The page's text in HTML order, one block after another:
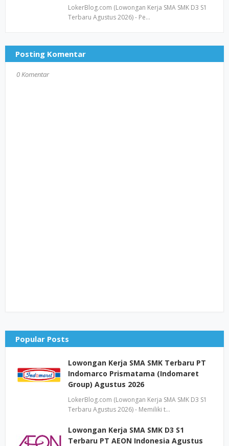
LokerBlog.com (Lowongan Kerja SMA SMK D3 S1
Terbaru Agustus 2026) - Pe…
Posting Komentar
0 Komentar
Popular Posts
Lowongan Kerja SMA SMK Terbaru PT
Indomarco Prismatama (Indomaret
Group) Agustus 2026
LokerBlog.com (Lowongan Kerja SMA SMK D3 S1
Terbaru Agustus 2026) - Memiliki t…
Lowongan Kerja SMA SMK D3 S1
Terbaru PT AEON Indonesia Agustus